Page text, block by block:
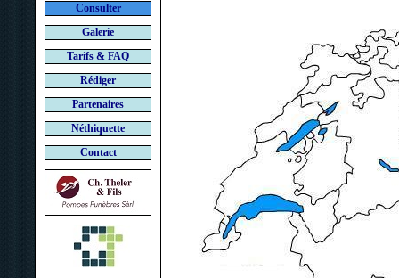
Consulter
Galerie
Tarifs & FAQ
Rédiger
Partenaires
Néthiquette
Contact